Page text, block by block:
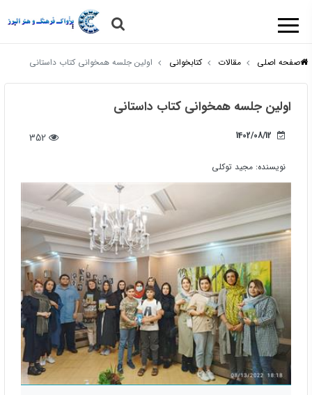
صفحه اصلی مقالات کتابخوانی اولین جلسه همخوانی کتاب داستانی
اولین جلسه همخوانی کتاب داستانی
1402/08/12
نویسنده: مجید توکلی